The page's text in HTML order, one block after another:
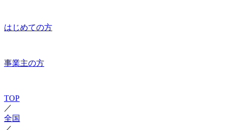
はじめての方
事業主の方
TOP
／
全国